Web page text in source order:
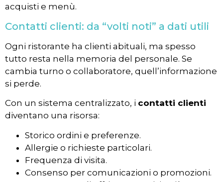
acquisti e menù.
Contatti clienti: da “volti noti” a dati utili
Ogni ristorante ha clienti abituali, ma spesso
tutto resta nella memoria del personale. Se
cambia turno o collaboratore, quell’informazione
si perde.
Con un sistema centralizzato, i contatti clienti
diventano una risorsa:
Storico ordini e preferenze.
Allergie o richieste particolari.
Frequenza di visita.
Consenso per comunicazioni o promozioni.